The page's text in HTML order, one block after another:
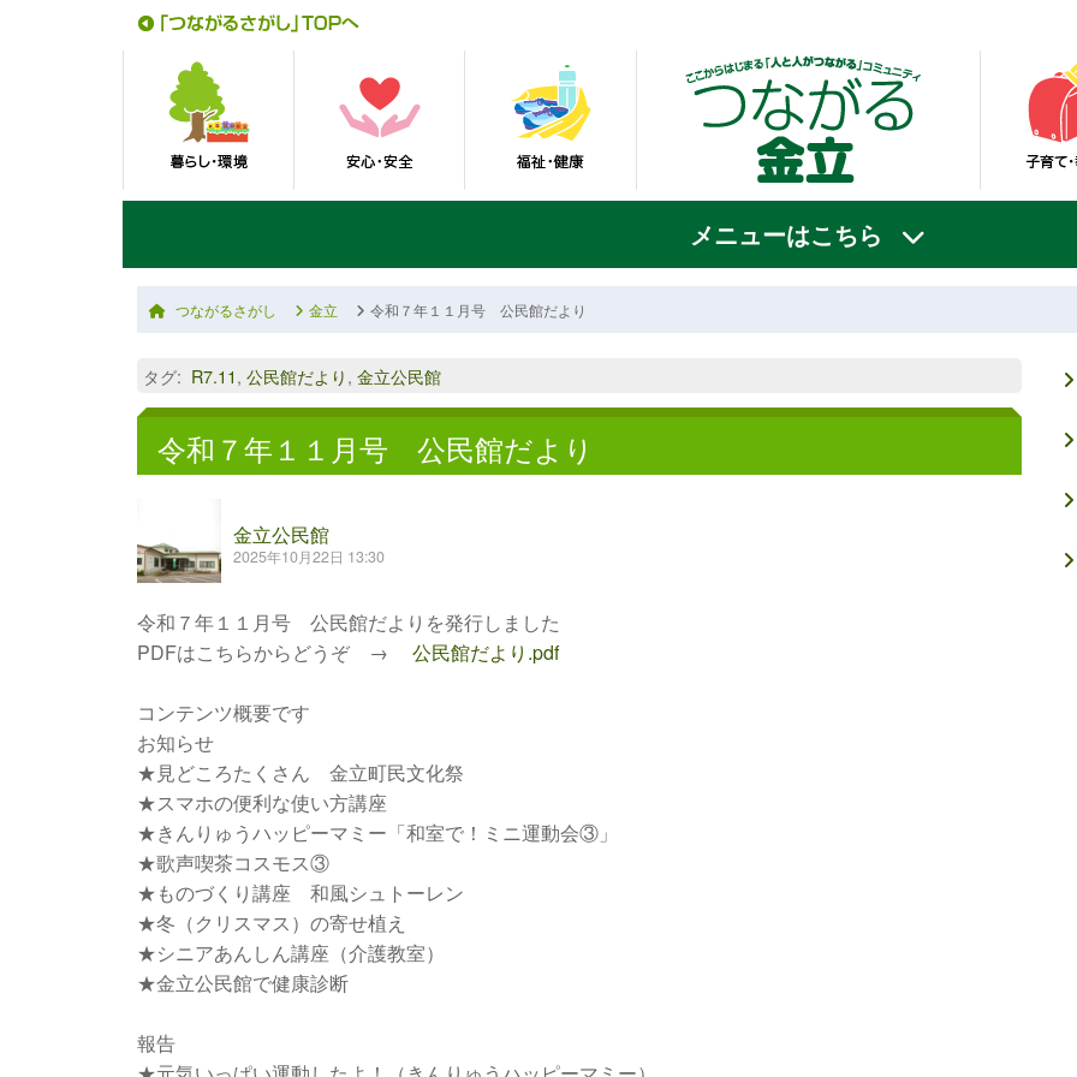
メニューはこちら
つながるさがし 金立 令和７年１１月号 公民館だより
タグ: R7.11, 公民館だより, 金立公民館
令和７年１１月号 公民館だより
金立公民館
2025年10月22日 13:30
令和７年１１月号 公民館だよりを発行しました
PDFはこちらからどうぞ → 公民館だより.pdf
コンテンツ概要です
お知らせ
★見どころたくさん 金立町民文化祭
★スマホの便利な使い方講座
★きんりゅうハッピーマミー「和室で！ミニ運動会③」
★歌声喫茶コスモス③
★ものづくり講座 和風シュトーレン
★冬（クリスマス）の寄せ植え
★シニアあんしん講座（介護教室）
★金立公民館で健康診断
報告